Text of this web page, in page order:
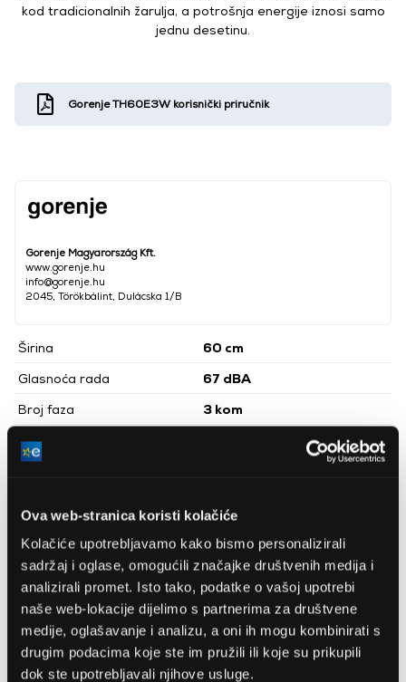
Ova web-stranica koristi kolačiće
Kolačiće upotrebljavamo kako bismo personalizirali
sadržaj i oglase, omogućili značajke društvenih medija i
analizirali promet. Isto tako, podatke o vašoj upotrebi
naše web-lokacije dijelimo s partnerima za društvene
medije, oglašavanje i analizu, a oni ih mogu kombinirati s
drugim podacima koje ste im pružili ili koje su prikupili
dok ste upotrebljavali njihove usluge.
Gorenje Magyarország Kft.
www.gorenje.hu
info@gorenje.hu
2045, Törökbálint, Dulácska 1/B
Širina
60 cm
Glasnoća rada
67 dBA
Broj faza
3 kom
Maksimalne snage isporuke
zraka
Energetski razred
C
Broj motora
1 kom
Snaga
110 W
Vrsta
Teleskopski ekstraktor
pare
Boja
Bijela
kod tradicionalnih žarulja, a potrošnja energije iznosi samo
jednu desetinu.
Gorenje TH60E3W korisnički priručnik